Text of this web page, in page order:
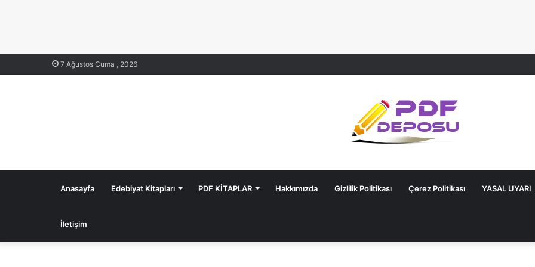
7 Ağustos Cuma , 2026
Anasayfa Edebiyat Kitapları PDF KİTAPLAR Hakkımızda Gizlilik Politikası Çerez Politikası YASAL UYARI
İletişim